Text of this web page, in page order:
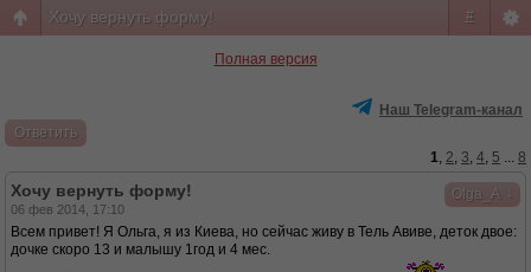
#
Хочу вернуть форму!
Полная версия
Наш Telegram-канал
Ответить
1, 2, 3, 4, 5 ... 8
Olga_A
Хочу вернуть форму!
06 фев 2014, 17:10
Всем привет! Я Ольга, я из Киева, но сейчас живу в Тель Авиве, деток двое:
дочке скоро 13 и малышу 1год и 4 мес.